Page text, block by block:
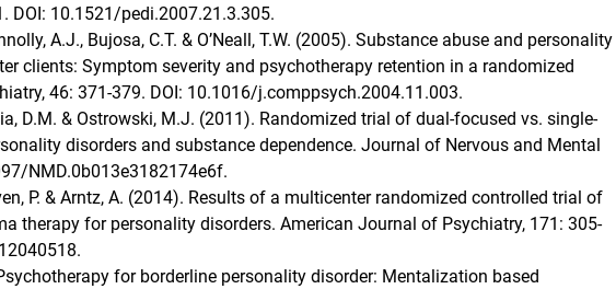
DOI: 10.1521/pedi.2007.21.3.305.
A.J., Bujosa, C.T. & O’Neall, T.W. (2005). Substance abuse and personality
clients: Symptom severity and psychotherapy retention in a randomized
46: 371-379. DOI: 10.1016/j.comppsych.2004.11.003.
D.M. & Ostrowski, M.J. (2011). Randomized trial of dual-focused vs. single-
disorders and substance dependence. Journal of Nervous and Mental
NMD.0b013e3182174e6f.
P. & Arntz, A. (2014). Results of a multicenter randomized controlled trial of
therapy for personality disorders. American Journal of Psychiatry, 171: 305-
for borderline personality disorder: Mentalization based